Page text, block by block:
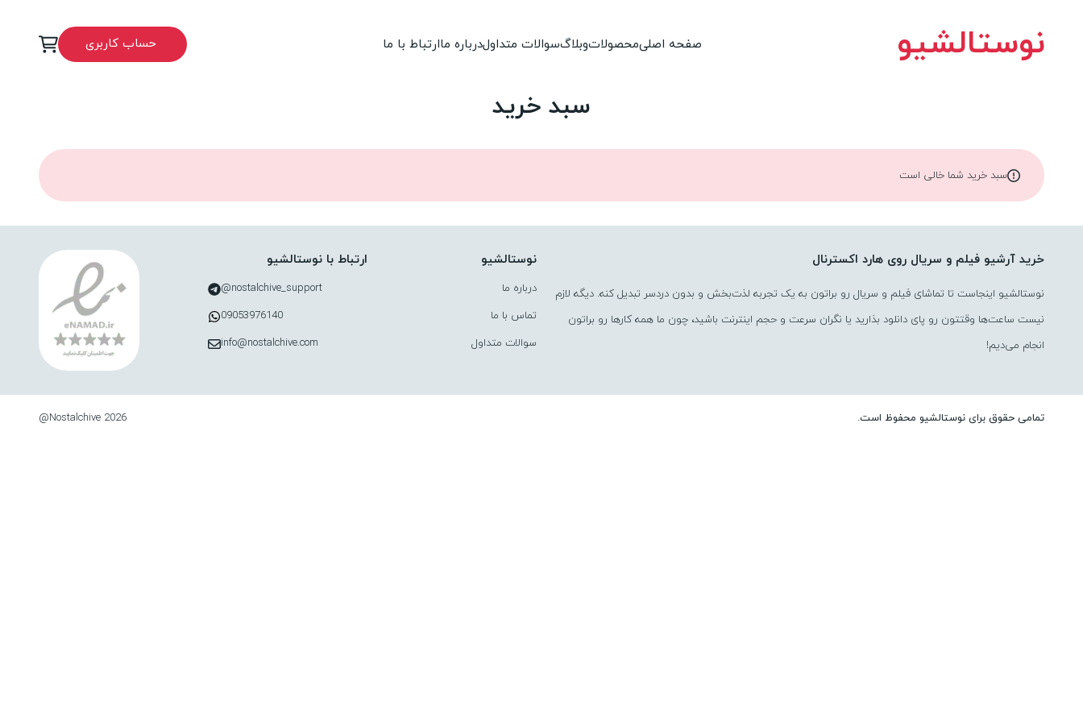
نوستالشیو صفحه اصلیمحصولاتوبلاگسوالات متداولدرباره ماارتباط با ما حساب کاربری
سبد خرید
سبد خرید شما خالی است
خرید آرشیو فیلم و سریال روی هارد اکسترنال
نوستالشیو اینجاست تا تماشای فیلم و سریال رو براتون به یک تجربه لذت‌بخش و بدون دردسر تبدیل کنه. دیگه لازم
نیست ساعت‌ها وقتتون رو پای دانلود بذارید یا نگران سرعت و حجم اینترنت باشید، چون ما همه کارها رو براتون
انجام می‌دیم!
نوستالشیو
درباره ما
تماس با ما
سوالات متداول
ارتباط با نوستالشیو
nostalchive_support@
09053976140
info@nostalchive.com
تمامی حقوق برای نوستالشیو محفوظ است. Nostalchive 2026
@